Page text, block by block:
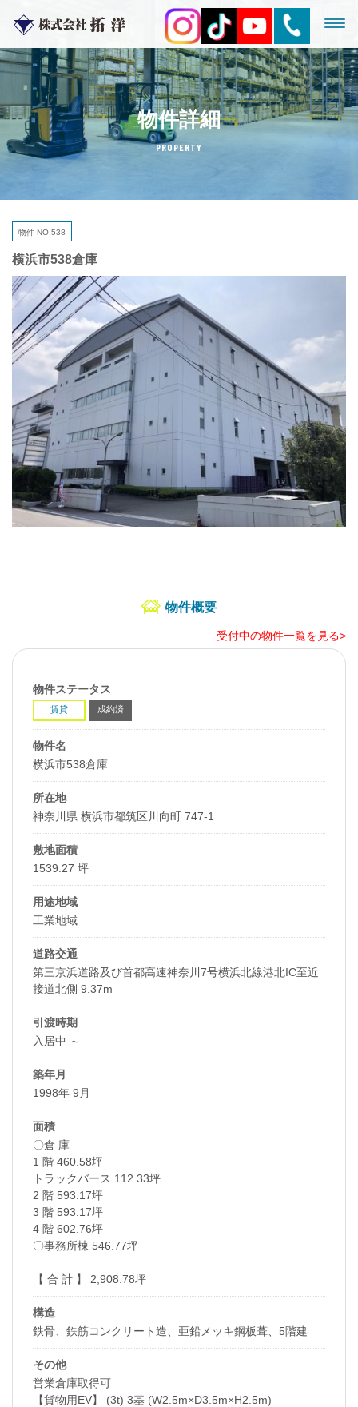
物件詳細
PROPERTY
物件 NO.538
横浜市538倉庫
物件概要
受付中の物件一覧を見る>
物件ステータス
賃貸 成約済
物件名
横浜市538倉庫
所在地
神奈川県 横浜市都筑区川向町 747-1
敷地面積
1539.27 坪
用途地域
工業地域
道路交通
第三京浜道路及び首都高速神奈川7号横浜北線港北IC至近
接道北側 9.37m
引渡時期
入居中 ～
築年月
1998年 9月
面積
〇倉 庫
1 階 460.58坪
トラックバース 112.33坪
2 階 593.17坪
3 階 593.17坪
4 階 602.76坪
〇事務所棟 546.77坪
【 合 計 】 2,908.78坪
構造
鉄骨、鉄筋コンクリート造、亜鉛メッキ鋼板葺、5階建
その他
営業倉庫取得可
【貨物用EV】 (3t) 3基 (W2.5m×D3.5m×H2.5m)